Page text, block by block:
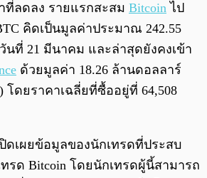
ที่ลดลง รายแรกสะสม Bitcoin ไป
คิดเป็นมูลค่าประมาณ 242.55
นที่ 21 มีนาคม และล่าสุดยังคงเข้า
ด้วยมูลค่า 18.26 ล้านดอลลาร์
โดยราคาเฉลี่ยที่ซื้ออยู่ที่ 64,508
ปิดเผยข้อมูลของนักเทรดที่ประสบ
ทรด Bitcoin โดยนักเทรดผู้นี้สามารถ